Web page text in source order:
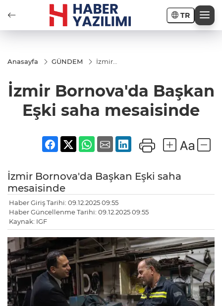
TR
Anasayfa GÜNDEM
İzmir
Eşki saha
mesaisinde
İzmir Bornova'da Başkan
Eşki saha mesaisinde
İzmir Bornova'da Başkan Eşki saha
mesaisinde
Haber Giriş Tarihi: 09.12.2025 09:55
Haber Güncellenme Tarihi: 09.12.2025 09:55
Kaynak: IGF